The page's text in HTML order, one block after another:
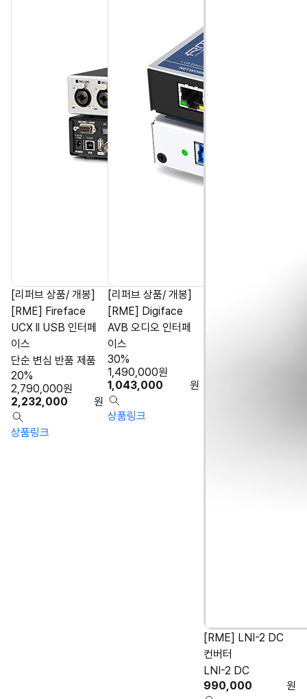
[리퍼브 상품/ 개봉]
[RME] Fireface
UCX ll USB 인터페
이스
단순 변심 반품 제품
2,232,000 원
2,790,000원
20%
상품링크
[리퍼브 상품/ 개봉]
[RME] Digiface
AVB 오디오 인터페
이스
1,043,000 원
1,490,000원
30%
상품링크
[RME] LNI-2 DC
컨버터
LNI-2 DC
990,000
원